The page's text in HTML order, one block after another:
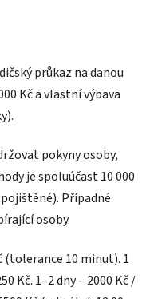
průkaz na danou
Kč a vlastní výbava
pokyny osoby,
je spoluúčast 10 000
Případné
osoby.
(tolerance 10 minut). 1
Kč. 1–2 dny – 2000 Kč /